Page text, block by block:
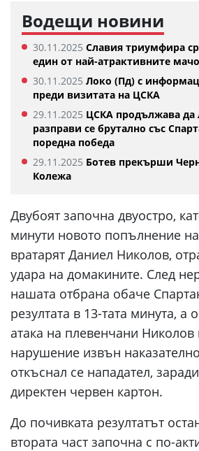
Водещи новини
30.11.2025 Славия триумфира
един от най-атрактивните
30.11.2025 Локо (Пд) с
преди визитата на ЦСКА
29.11.2025 ЦСКА продължава да
разправи се брутално със
поредна победа
29.11.2025 Ботев прекърши
Колежа
Двубоят започна двуостро,
минути новото попълнение
вратарят Даниел Николов,
удара на домакините. След
нашата отбрана обаче
резултата в 13-тата минута, а
атака на плевенчани
нарушение извън
откъснал се нападател,
директен червен картон.
До почивката резултатът
втората част започна с по-